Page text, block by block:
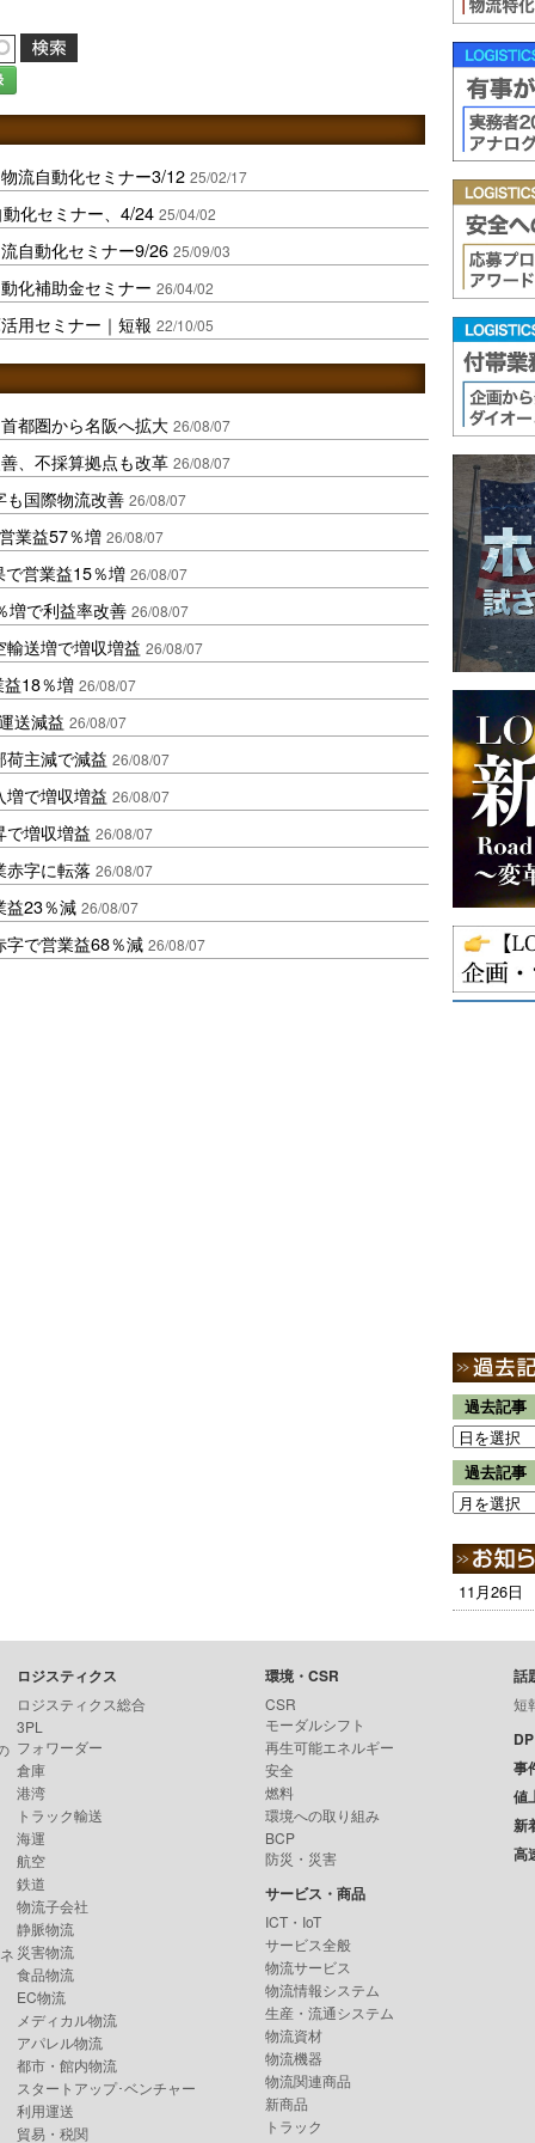
流自動化セミナー3/12 25/02/17
化セミナー、4/24 25/04/02
自動化セミナー9/26 25/09/03
化補助金セミナー 26/04/02
用セミナー｜短報 22/10/05
都圏から名阪へ拡大 26/08/07
、不採算拠点も改革 26/08/07
も国際物流改善 26/08/07
業益57％増 26/08/07
営業益15％増 26/08/07
増で利益率改善 26/08/07
送増で増収増益 26/08/07
18％増 26/08/07
送減益 26/08/07
主減で減益 26/08/07
で増収増益 26/08/07
で増収増益 26/08/07
赤字に転落 26/08/07
益23％減 26/08/07
字で営業益68％減 26/08/07
過去記事
過去記事
11月26日
ロジスティクス
ロジスティクス総合
3PL
フォワーダー
倉庫
港湾
トラック輸送
海運
航空
鉄道
物流子会社
静脈物流
災害物流
食品物流
EC物流
メディカル物流
アパレル物流
都市・館内物流
スタートアップ･ベンチャー
利用運送
貿易・税関
環境・CSR
CSR
モーダルシフト
再生可能エネルギー
安全
燃料
環境への取り組み
BCP
防災・災害
サービス・商品
ICT・IoT
サービス全般
物流サービス
物流情報システム
生産・流通システム
物流資材
物流機器
物流関連商品
新商品
トラック
話
短
事
値
新
高